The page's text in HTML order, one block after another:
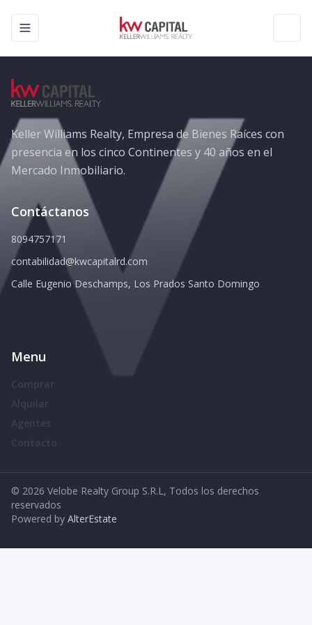
Toggle navigation menu
Keller Williams Realty, Empresa de Bienes Raíces con
presencia en los cinco Continentes y 40 años en el
Mercado Inmobiliario.
Contáctanos
8094757171
contabilidad@kwcapitalrd.com
Calle Eugenio Deschamps, Los Prados Santo Domingo
Menu
Comprar
Alquilar
Agentes
Contacto
© 2026 Velobe Realty Group S.R.L, Todos los derechos
reservados
Powered by AlterEstate